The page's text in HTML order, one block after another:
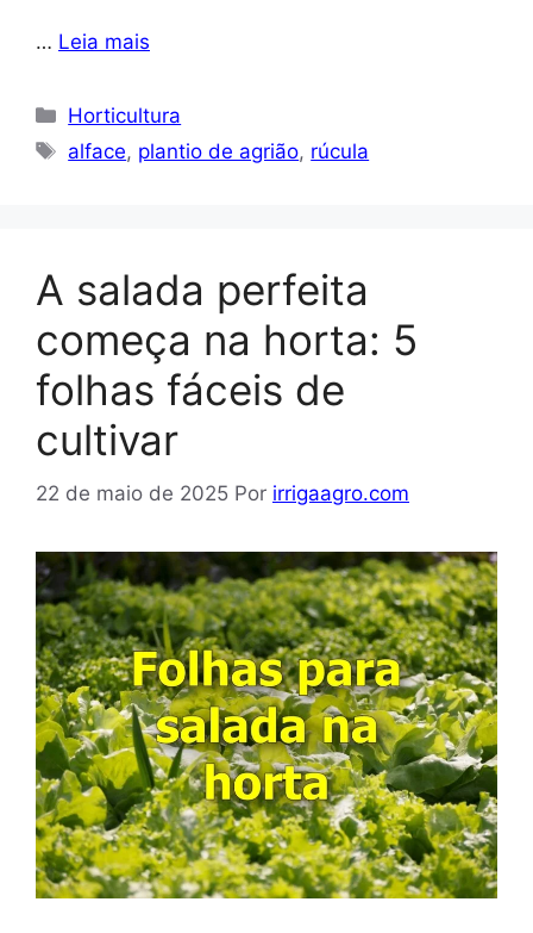
… Leia mais
Categorias
Horticultura
Tags
alface, plantio de agrião, rúcula
A salada perfeita
começa na horta: 5
folhas fáceis de
cultivar
22 de maio de 2025 Por irrigaagro.com